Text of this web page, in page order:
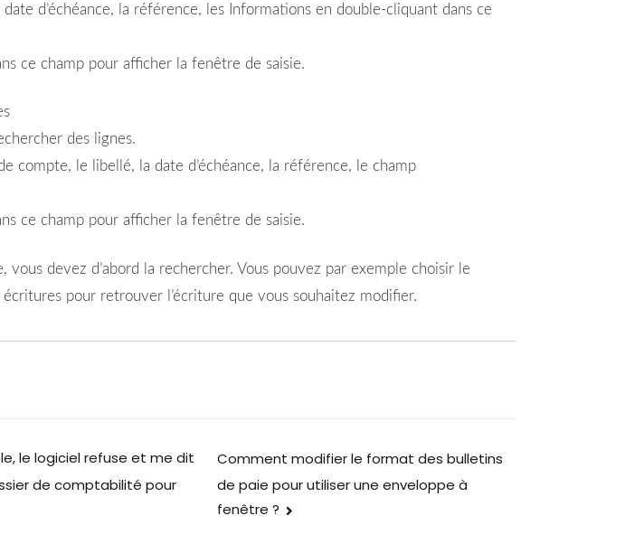
d’échéance, la référence, les Informations en double-cliquant dans ce
ce champ pour afficher la fenêtre de saisie.
des lignes.
compte, le libellé, la date d’échéance, la référence, le champ
ce champ pour afficher la fenêtre de saisie.
devez d’abord la rechercher. Vous pouvez par exemple choisir le
pour retrouver l’écriture que vous souhaitez modifier.
le logiciel refuse et me dit
de comptabilité pour
Comment modifier le format des bulletins
de paie pour utiliser une enveloppe à
fenêtre ?